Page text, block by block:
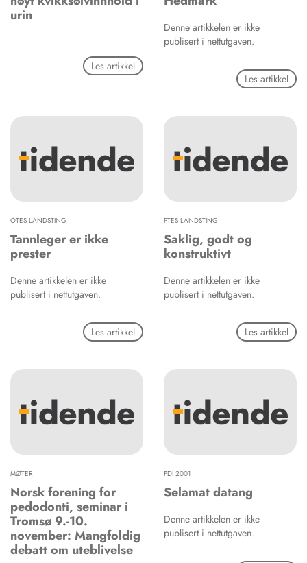
urin
Les artikkel
Denne artikkelen er ikke
publisert i nettutgaven.
Les artikkel
OTES LANDSTING
Tannleger er ikke
prester
Denne artikkelen er ikke
publisert i nettutgaven.
Les artikkel
PTES LANDSTING
Saklig, godt og
konstruktivt
Denne artikkelen er ikke
publisert i nettutgaven.
Les artikkel
MØTER
Norsk forening for
pedodonti, seminar i
Tromsø 9.-10.
november: Mangfoldig
debatt om uteblivelse
FDI 2001
Selamat datang
Denne artikkelen er ikke
publisert i nettutgaven.